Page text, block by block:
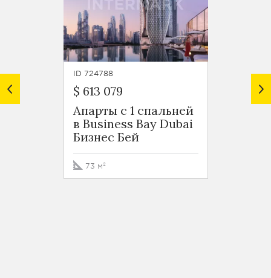
ID 724788
$ 613 079
Апарты с 1 спальней
в Business Bay Dubai
Бизнес Бей
73 м²
ID
$ 599